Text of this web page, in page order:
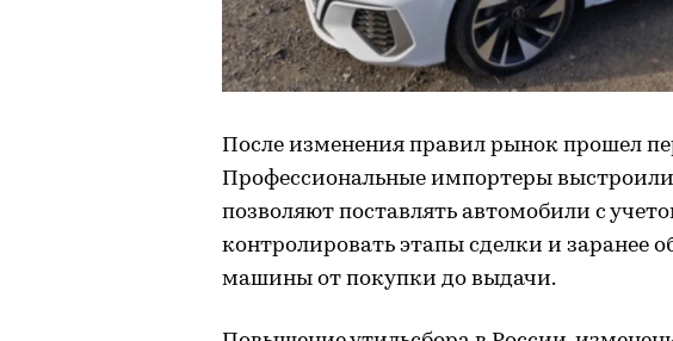
После изменения правил рынок прошел
Профессиональные импортеры
позволяют поставлять автомобили с
контролировать этапы сделки и заранее
машины от покупки до выдачи.